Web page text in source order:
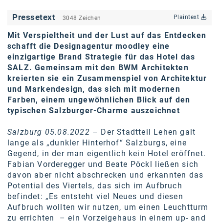
Ketchum GmbH
Kinderwunschzentrum
Kostenwahrheit
Kyndryl
LWND
Mastercard
NEOH
Nespresso
Neudoerfler
OBI
Oral-B
Pressetext 3048 Zeichen Plaintext
Mit Verspieltheit und der Lust auf das Entdecken
schafft die Designagentur moodley eine
einzigartige Brand Strategie für das Hotel das
SALZ. Gemeinsam mit den BWM Architekten
kreierten sie ein Zusammenspiel von Architektur
und Markendesign, das sich mit modernen
Farben, einem ungewöhnlichen Blick auf den
typischen Salzburger-Charme auszeichnet
Salzburg 05.08.2022 – Der Stadtteil Lehen galt
lange als „dunkler Hinterhof“ Salzburgs, eine
Gegend, in der man eigentlich kein Hotel eröffnet.
Fabian Vorderegger und Beate Pöckl ließen sich
davon aber nicht abschrecken und erkannten das
Potential des Viertels, das sich im Aufbruch
befindet: „Es entsteht viel Neues und diesen
Aufbruch wollten wir nutzen, um einen Leuchtturm
zu errichten – ein Vorzeigehaus in einem up- and